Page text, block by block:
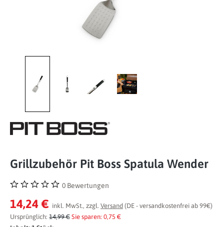
Grillzubehör Pit Boss Spatula Wender
Durchschnittliche Bewertung von 0 von 5 Sternen
0 Bewertungen
14,24 € inkl. MwSt., zzgl. Versand (DE - versandkostenfrei ab 99€)
Ursprünglich: 14,99 € Sie sparen: 0,75 €